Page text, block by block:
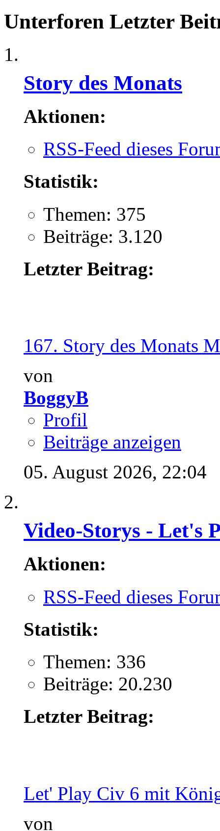
Unterforen Letzter
Story des Monats
Aktionen:
RSS-Feed dieses
Statistik:
Themen: 375
Beiträge: 3.120
Letzter Beitrag:
167. Story des Monats
von
BoggyB
Profil
Beiträge anzeigen
05. August 2026, 22:04
Video-Storys - Let's
Aktionen:
RSS-Feed dieses
Statistik:
Themen: 336
Beiträge: 20.230
Letzter Beitrag:
Let' Play Civ 6 mit
von